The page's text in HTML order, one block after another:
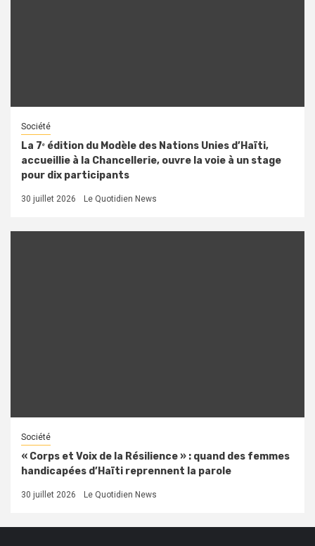
Société
La 7ᵉ édition du Modèle des Nations Unies d’Haïti,
accueillie à la Chancellerie, ouvre la voie à un stage
pour dix participants
30 juillet 2026 Le Quotidien News
Société
« Corps et Voix de la Résilience » : quand des femmes
handicapées d’Haïti reprennent la parole
30 juillet 2026 Le Quotidien News